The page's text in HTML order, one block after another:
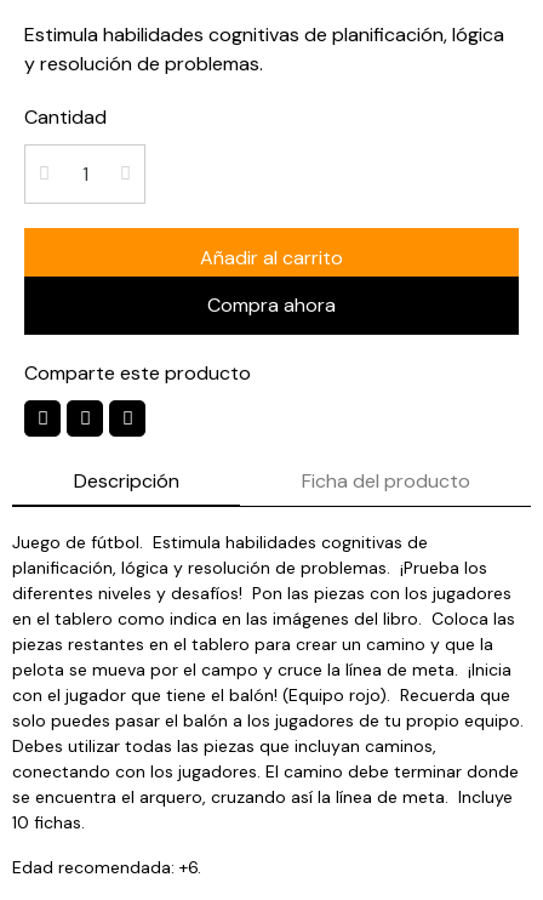
Estimula habilidades cognitivas de planificación, lógica
y resolución de problemas.
Cantidad
Añadir al carrito
Compra ahora
Comparte este producto
Descripción Ficha del producto
Juego de fútbol. Estimula habilidades cognitivas de
planificación, lógica y resolución de problemas. ¡Prueba los
diferentes niveles y desafíos! Pon las piezas con los jugadores
en el tablero como indica en las imágenes del libro. Coloca las
piezas restantes en el tablero para crear un camino y que la
pelota se mueva por el campo y cruce la línea de meta. ¡Inicia
con el jugador que tiene el balón! (Equipo rojo). Recuerda que
solo puedes pasar el balón a los jugadores de tu propio equipo.
Debes utilizar todas las piezas que incluyan caminos,
conectando con los jugadores. El camino debe terminar donde
se encuentra el arquero, cruzando así la línea de meta. Incluye
10 fichas.
Edad recomendada: +6.